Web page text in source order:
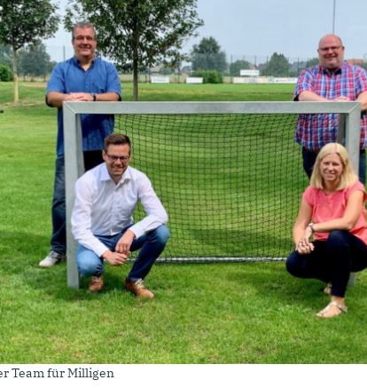
Team für Milligen